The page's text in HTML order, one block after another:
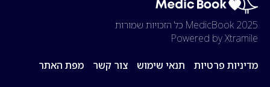
2025 MedicBook
כל הזכויות שמורות
Powered by Xtramile
מדיניות פרטיות תנאי שימוש צור קשר מפת האתר